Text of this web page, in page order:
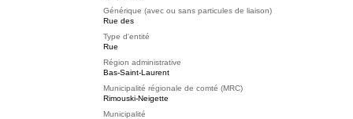
Générique (avec ou sans particules de liaison)
Rue des
Type d'entité
Rue
Région administrative
Bas-Saint-Laurent
Municipalité régionale de comté (MRC)
Rimouski-Neigette
Municipalité